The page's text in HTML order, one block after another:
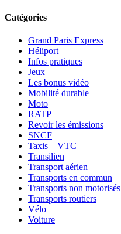
Catégories
Grand Paris Express
Héliport
Infos pratiques
Jeux
Les bonus vidéo
Mobilité durable
Moto
RATP
Revoir les émissions
SNCF
Taxis – VTC
Transilien
Transport aérien
Transports en commun
Transports non motorisés
Transports routiers
Vélo
Voiture